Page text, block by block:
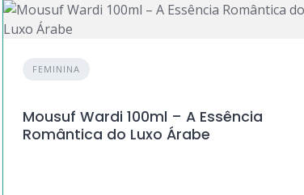
FEMININA
Mousuf Wardi 100ml – A Essência
Romântica do Luxo Árabe